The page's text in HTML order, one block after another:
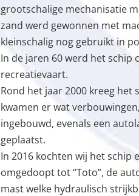
grootschalige mechanisatie
zand werd gewonnen met
kleinschalig nog gebruikt in
In de jaren 60 werd het
recreatievaart.
Rond het jaar 2000 kreeg het
kwamen er wat
ingebouwd, evenals een
geplaatst.
In 2016 kochten wij het schip
omgedoopt tot “Toto”, de
mast welke hydraulisch